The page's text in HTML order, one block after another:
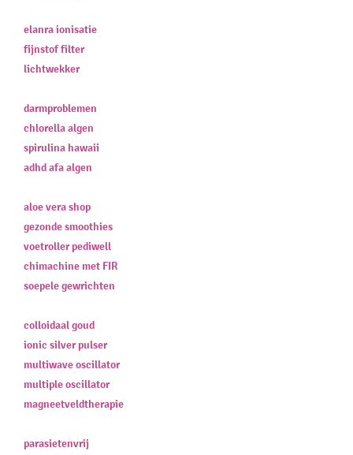
elanra ionisatie
fijnstof filter
lichtwekker
darmproblemen
chlorella algen
spirulina hawaii
adhd afa algen
aloe vera shop
gezonde smoothies
voetroller pediwell
chimachine met FIR
soepele gewrichten
colloidaal goud
ionic silver pulser
multiwave oscillator
multiple oscillator
magneetveldtherapie
parasietenvrij